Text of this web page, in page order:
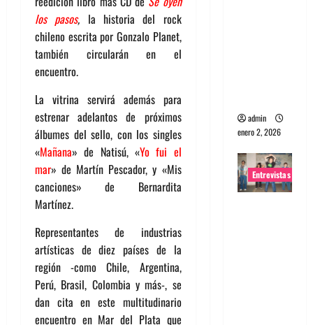
los pasos, la historia del rock
chileno escrita por Gonzalo Planet,
también circularán en el
encuentro.
La vitrina servirá además para
estrenar adelantos de próximos
álbumes del sello, con los singles
«Mañana» de Natisú, «Yo fui el
mar» de Martín Pescador, y «Mis
canciones» de Bernardita
Martínez.
Representantes de industrias
artísticas de diez países de la
región -como Chile, Argentina,
Perú, Brasil, Colombia y más-, se
dan cita en este multitudinario
encuentro en Mar del Plata que
admin
enero 2, 2026
Entrevistas